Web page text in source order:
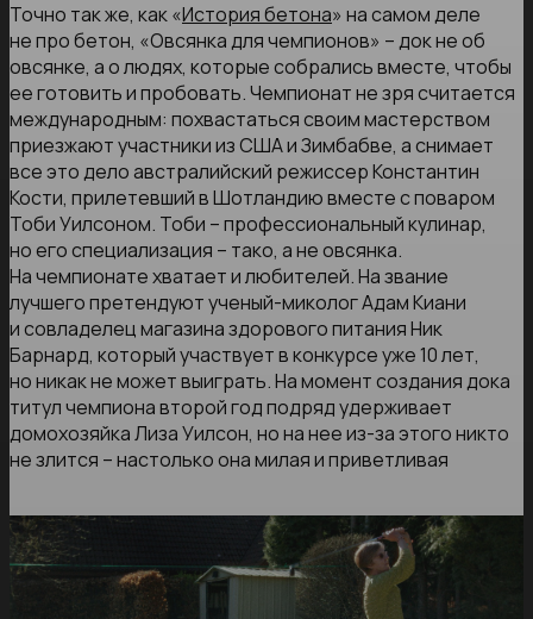
Точно так же, как «История бетона» на самом деле
не про бетон, «Овсянка для чемпионов» – док не об
овсянке, а о людях, которые собрались вместе, чтобы
ее готовить и пробовать. Чемпионат не зря считается
международным: похвастаться своим мастерством
приезжают участники из США и Зимбабве, а снимает
все это дело австралийский режиссер Константин
Кости, прилетевший в Шотландию вместе с поваром
Тоби Уилсоном. Тоби – профессиональный кулинар,
но его специализация – тако, а не овсянка.
На чемпионате хватает и любителей. На звание
лучшего претендуют ученый-миколог Адам Киани
и совладелец магазина здорового питания Ник
Барнард, который участвует в конкурсе уже 10 лет,
но никак не может выиграть. На момент создания дока
титул чемпиона второй год подряд удерживает
домохозяйка Лиза Уилсон, но на нее из-за этого никто
не злится – настолько она милая и приветливая